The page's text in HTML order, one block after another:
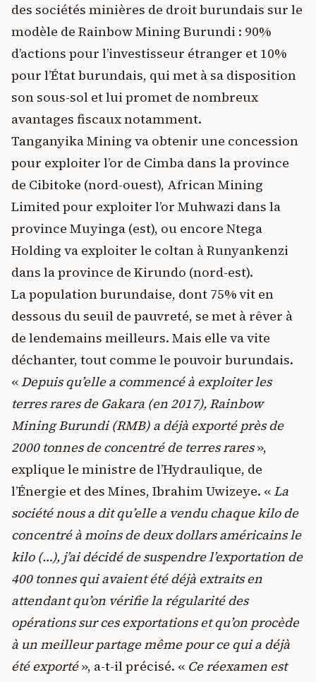
des sociétés minières de droit burundais sur le
modèle de Rainbow Mining Burundi : 90%
d’actions pour l’investisseur étranger et 10%
pour l’État burundais, qui met à sa disposition
son sous-sol et lui promet de nombreux
avantages fiscaux notamment.
Tanganyika Mining va obtenir une concession
pour exploiter l’or de Cimba dans la province
de Cibitoke (nord-ouest), African Mining
Limited pour exploiter l’or Muhwazi dans la
province Muyinga (est), ou encore Ntega
Holding va exploiter le coltan à Runyankenzi
dans la province de Kirundo (nord-est).
La population burundaise, dont 75% vit en
dessous du seuil de pauvreté, se met à rêver à
de lendemains meilleurs. Mais elle va vite
déchanter, tout comme le pouvoir burundais.
«Depuis qu’elle a commencé à exploiter les
terres rares de Gakara (en 2017), Rainbow
Mining Burundi (RMB) a déjà exporté près de
2000 tonnes de concentré de terres rares»,
explique le ministre de l’Hydraulique, de
l’Énergie et des Mines, Ibrahim Uwizeye. «La
société nous a dit qu’elle a vendu chaque kilo de
concentré à moins de deux dollars américains le
kilo (…), j’ai décidé de suspendre l’exportation de
400 tonnes qui avaient été déjà extraits en
attendant qu’on vérifie la régularité des
opérations sur ces exportations et qu’on procède
à un meilleur partage même pour ce qui a déjà
été exporté», a-t-il précisé. « Ce réexamen est